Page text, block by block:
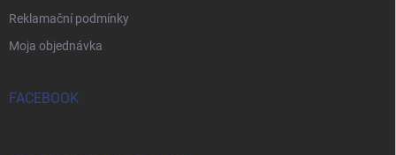
Reklamační podmínky
Moja objednávka
FACEBOOK